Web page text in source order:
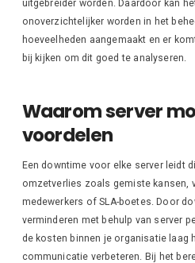
uitgebreider worden. Daardoor kan
onoverzichtelijker worden in het
hoeveelheden aangemaakt en er
bij kijken om dit goed te analyseren.
Waarom server
voordelen
Een downtime voor elke server leidt
omzetverlies zoals gemiste kansen,
medewerkers of SLA-boetes. Door
verminderen met behulp van server
de kosten binnen je organisatie laag
communicatie verbeteren. Bij het